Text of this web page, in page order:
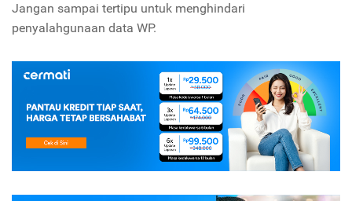
Jangan sampai tertipu untuk menghindari
penyalahgunaan data WP.